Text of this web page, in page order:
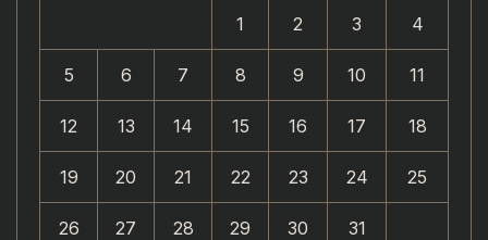
1 2 3 4
5 6 7 8 9 10 11
12 13 14 15 16 17 18
19 20 21 22 23 24 25
26 27 28 29 30 31